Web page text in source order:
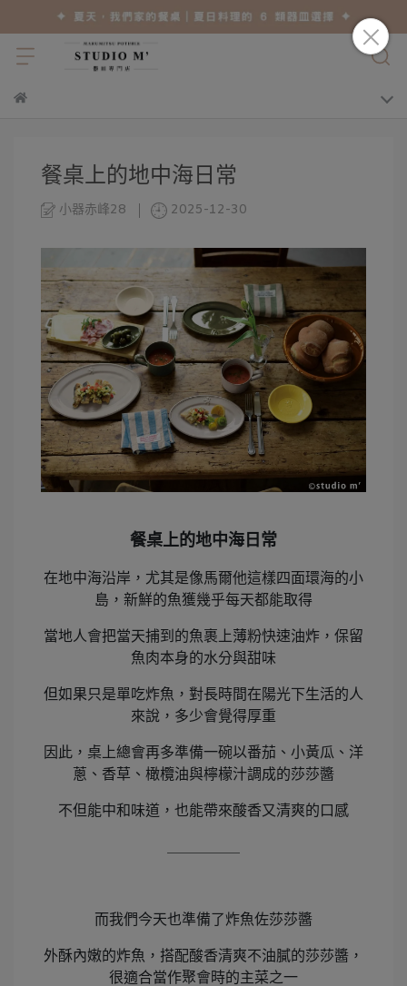
餐桌上的地中海日常
小器赤峰28 2025-12-30
餐桌上的地中海日常
在地中海沿岸，尤其是像馬爾他這樣四面環海的小
島，新鮮的魚獲幾乎每天都能取得
當地人會把當天捕到的魚裹上薄粉快速油炸，保留
魚肉本身的水分與甜味
但如果只是單吃炸魚，對長時間在陽光下生活的人
來說，多少會覺得厚重
因此，桌上總會再多準備一碗以番茄、小黃瓜、洋
蔥、香草、橄欖油與檸檬汁調成的莎莎醬
不但能中和味道，也能帶來酸香又清爽的口感
而我們今天也準備了炸魚佐莎莎醬
外酥內嫩的炸魚，搭配酸香清爽不油膩的莎莎醬，
很適合當作聚會時的主菜之一